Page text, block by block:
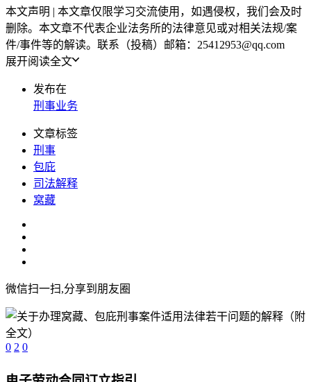
本文声明 | 本文章仅限学习交流使用，如遇侵权，我们会及时
删除。本文章不代表企业法务所的法律意见或对相关法规/案
件/事件等的解读。联系（投稿）邮箱：25412953@qq.com
展开阅读全文
发布在
刑事业务
文章标签
刑事
包庇
司法解释
窝藏
微信扫一扫,分享到朋友圈
0 2 0